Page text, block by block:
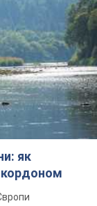
як
кордоном